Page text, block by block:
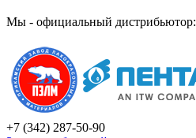
Мы - официальный дистрибьютор:
+7 (342) 287-50-90